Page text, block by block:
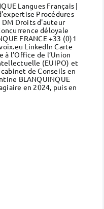
Langues Français |
Procédures
DM Droits d'auteur
déloyale
FRANCE +33 (0)1
LinkedIn Carte
l’Office de l’Union
(EUIPO) et
de Conseils en
BLANQUINQUE
en 2024, puis en